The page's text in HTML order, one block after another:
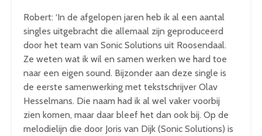
Robert: ‘In de afgelopen jaren heb ik al een aantal
singles uitgebracht die allemaal zijn geproduceerd
door het team van Sonic Solutions uit Roosendaal.
Ze weten wat ik wil en samen werken we hard toe
naar een eigen sound. Bijzonder aan deze single is
de eerste samenwerking met tekstschrijver Olav
Hesselmans. Die naam had ik al wel vaker voorbij
zien komen, maar daar bleef het dan ook bij. Op de
melodielijn die door Joris van Dijk (Sonic Solutions) is